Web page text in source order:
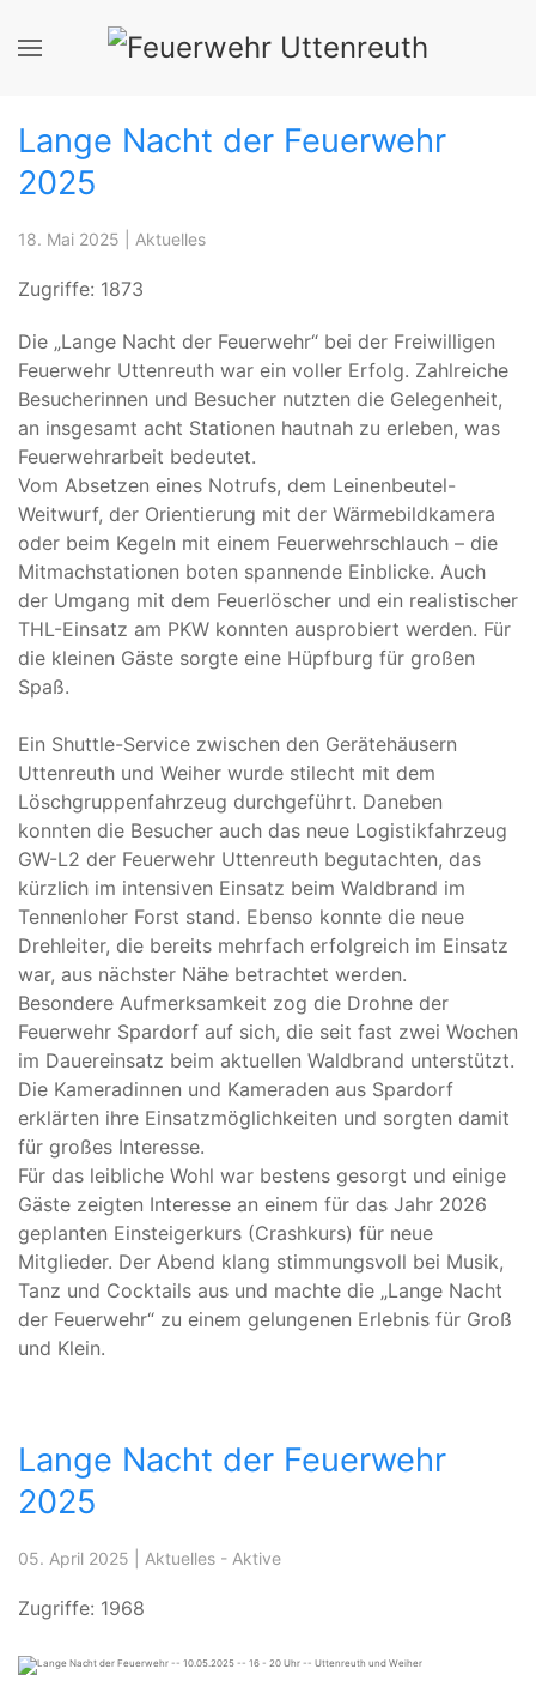
Lange Nacht der Feuerwehr
2025
18. Mai 2025 Aktuelles
Zugriffe: 1873
Die „Lange Nacht der Feuerwehr“ bei der Freiwilligen
Feuerwehr Uttenreuth war ein voller Erfolg. Zahlreiche
Besucherinnen und Besucher nutzten die Gelegenheit,
an insgesamt acht Stationen hautnah zu erleben, was
Feuerwehrarbeit bedeutet.
Vom Absetzen eines Notrufs, dem Leinenbeutel-
Weitwurf, der Orientierung mit der Wärmebildkamera
oder beim Kegeln mit einem Feuerwehrschlauch – die
Mitmachstationen boten spannende Einblicke. Auch
der Umgang mit dem Feuerlöscher und ein realistischer
THL-Einsatz am PKW konnten ausprobiert werden. Für
die kleinen Gäste sorgte eine Hüpfburg für großen
Spaß.
Ein Shuttle-Service zwischen den Gerätehäusern
Uttenreuth und Weiher wurde stilecht mit dem
Löschgruppenfahrzeug durchgeführt. Daneben
konnten die Besucher auch das neue Logistikfahrzeug
GW-L2 der Feuerwehr Uttenreuth begutachten, das
kürzlich im intensiven Einsatz beim Waldbrand im
Tennenloher Forst stand. Ebenso konnte die neue
Drehleiter, die bereits mehrfach erfolgreich im Einsatz
war, aus nächster Nähe betrachtet werden.
Besondere Aufmerksamkeit zog die Drohne der
Feuerwehr Spardorf auf sich, die seit fast zwei Wochen
im Dauereinsatz beim aktuellen Waldbrand unterstützt.
Die Kameradinnen und Kameraden aus Spardorf
erklärten ihre Einsatzmöglichkeiten und sorgten damit
für großes Interesse.
Für das leibliche Wohl war bestens gesorgt und einige
Gäste zeigten Interesse an einem für das Jahr 2026
geplanten Einsteigerkurs (Crashkurs) für neue
Mitglieder. Der Abend klang stimmungsvoll bei Musik,
Tanz und Cocktails aus und machte die „Lange Nacht
der Feuerwehr“ zu einem gelungenen Erlebnis für Groß
und Klein.
Lange Nacht der Feuerwehr
2025
05. April 2025 Aktuelles - Aktive
Zugriffe: 1968